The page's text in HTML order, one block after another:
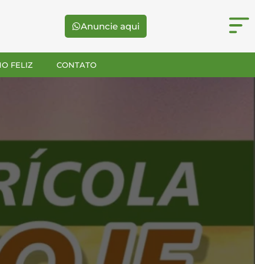
Anuncie aqui
FELIZ CONTATO